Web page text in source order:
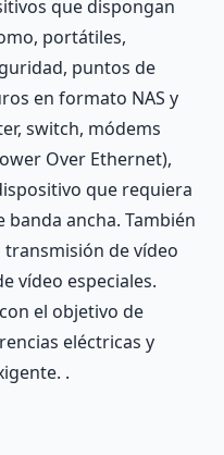
que dispongan
portátiles,
puntos de
en formato NAS y
switch, módems
Over Ethernet),
que requiera
ancha. También
de vídeo
vídeo especiales.
el objetivo de
eléctricas y
.